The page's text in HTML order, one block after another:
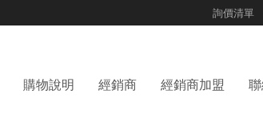
詢價清單
購物說明 經銷商 經銷商加盟